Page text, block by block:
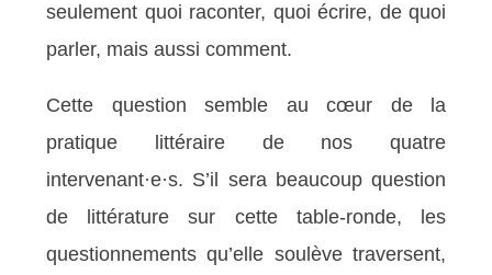
seulement quoi raconter, quoi écrire, de quoi
parler, mais aussi comment.
Cette question semble au cœur de la
pratique littéraire de nos quatre
intervenant·e·s. S’il sera beaucoup question
de littérature sur cette table-ronde, les
questionnements qu’elle soulève traversent,